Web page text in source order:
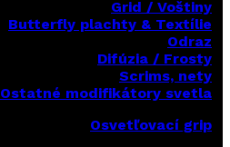
Grid / Voštiny
Butterfly plachty & Textílie
Odraz
Difúzia / Frosty
Scrims, nety
Ostatné modifikátory svetla
Osvetľovací grip